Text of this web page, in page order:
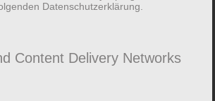
als Kurier- und
Datenschutzerklärung.
Content Delivery Networks